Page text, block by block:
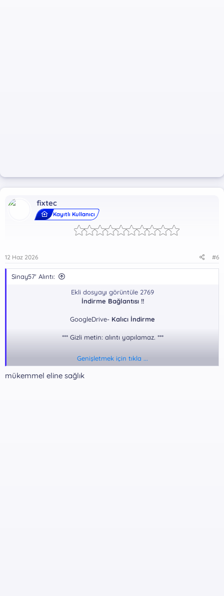
fixtec
Kayıtlı Kullanıcı
12 Haz 2026 #6
Sinay57' Alıntı:
Ekli dosyayı görüntüle 2769
İndirme Bağlantısı !!
GoogleDrive- Kalıcı İndirme
*** Gizli metin: alıntı yapılamaz. ***
Genişletmek için tıkla ...
mükemmel eline sağlık